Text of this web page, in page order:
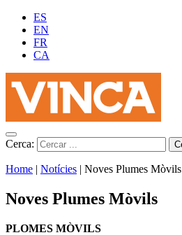
ES
EN
FR
CA
Cerca:
Home | Notícies | Noves Plumes Mòvils
Noves Plumes Mòvils
PLOMES MÒVILS